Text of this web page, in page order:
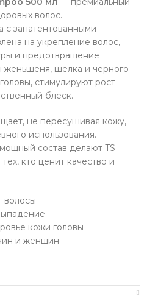
волос.
запатентованными
на укрепление волос,
и предотвращение
женьшеня, шелка и черного
стимулируют рост
блеск.
не пересушивая кожу,
использования.
состав делают TS
кто ценит качество и
волосы
кожи головы
и женщин